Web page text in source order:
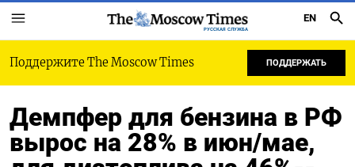
РУССКАЯ СЛУЖБА
EN
Поддержите The Moscow Times ПОДДЕРЖАТЬ
Демпфер для бензина в РФ
вырос на 28% в июн/мае,